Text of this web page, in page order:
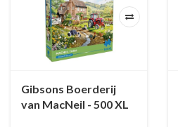
Gibsons Boerderij
van MacNeil - 500 XL